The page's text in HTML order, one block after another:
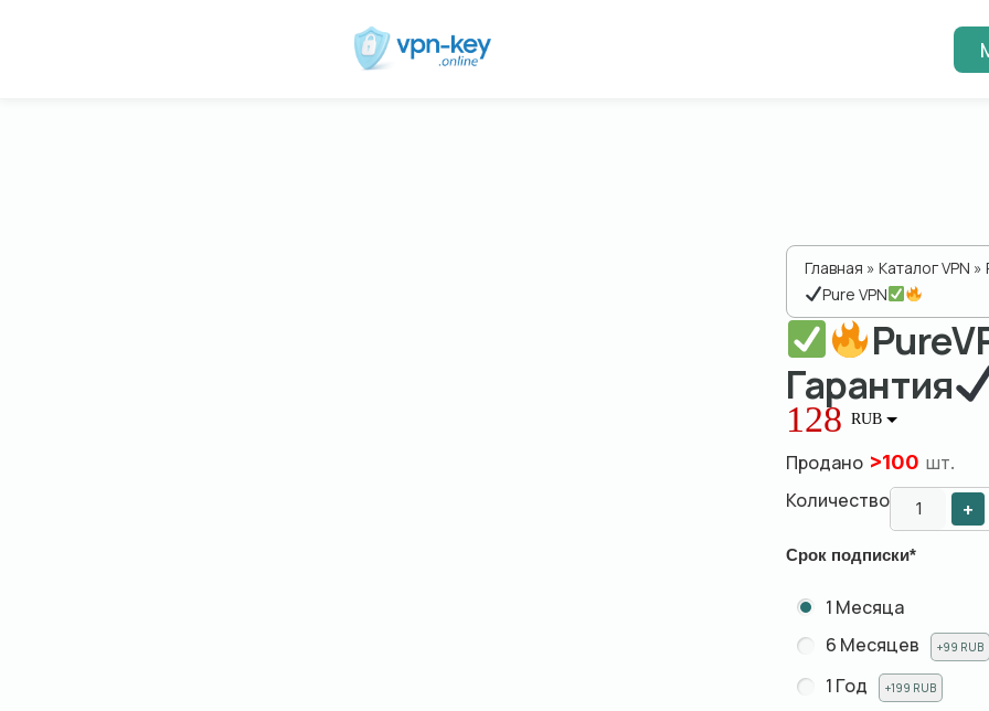
Главная » Каталог VPN »
Pure VPN
Гарантия
128 RUB
Продано >100 шт.
Количество +
Срок подписки*
1 Месяца
6 Месяцев
+99 RUB
1 Год +199 RUB